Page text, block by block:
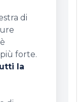
di
forte.
la